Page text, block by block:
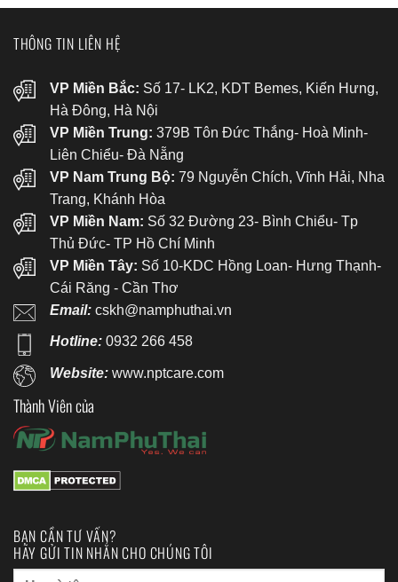
THÔNG TIN LIÊN HỆ
VP Miền Bắc: Số 17- LK2, KDT Bemes, Kiến Hưng,
Hà Đông, Hà Nội
VP Miền Trung: 379B Tôn Đức Thắng- Hoà Minh-
Liên Chiểu- Đà Nẵng
VP Nam Trung Bộ: 79 Nguyễn Chích, Vĩnh Hải, Nha
Trang, Khánh Hòa
VP Miền Nam: Số 32 Đường 23- Bình Chiểu- Tp
Thủ Đức- TP Hồ Chí Minh
VP Miền Tây: Số 10-KDC Hồng Loan- Hưng Thạnh-
Cái Răng - Cần Thơ
Email: cskh@namphuthai.vn
Hotline: 0932 266 458
Website:www.nptcare.com
Thành Viên của
BẠN CẦN TƯ VẤN?
HÃY GỬI TIN NHẮN CHO CHÚNG TÔI